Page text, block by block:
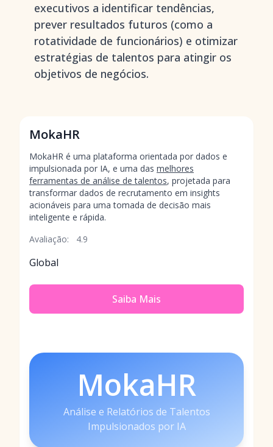
executivos a identificar tendências,
prever resultados futuros (como a
rotatividade de funcionários) e otimizar
estratégias de talentos para atingir os
objetivos de negócios.
MokaHR
MokaHR é uma plataforma orientada por dados e
impulsionada por IA, e uma das melhores
ferramentas de análise de talentos, projetada para
transformar dados de recrutamento em insights
acionáveis para uma tomada de decisão mais
inteligente e rápida.
Avaliação:
4.9
Global
Saiba Mais
MokaHR
Análise e Relatórios de Talentos
Impulsionados por IA